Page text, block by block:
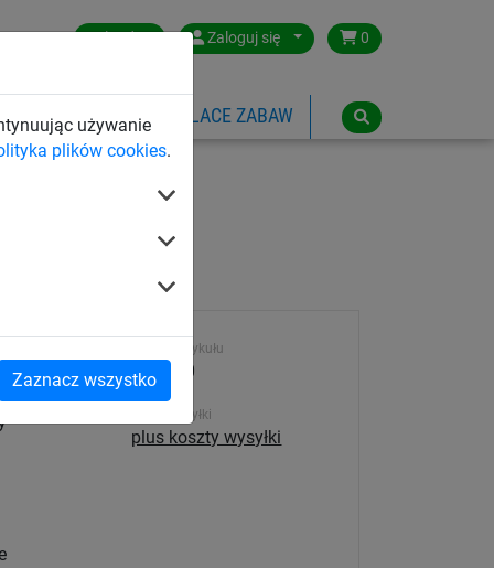
używanie
plików cookies.
Zaznacz wszystko
Poland Zaloguj się 0
LINOWE PLACE ZABAW
wysokiej
Numer artykułu
203-050
Koszt wysyłki
plus koszty wysyłki